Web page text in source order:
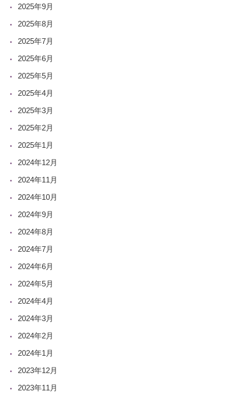
2025年9月
2025年8月
2025年7月
2025年6月
2025年5月
2025年4月
2025年3月
2025年2月
2025年1月
2024年12月
2024年11月
2024年10月
2024年9月
2024年8月
2024年7月
2024年6月
2024年5月
2024年4月
2024年3月
2024年2月
2024年1月
2023年12月
2023年11月